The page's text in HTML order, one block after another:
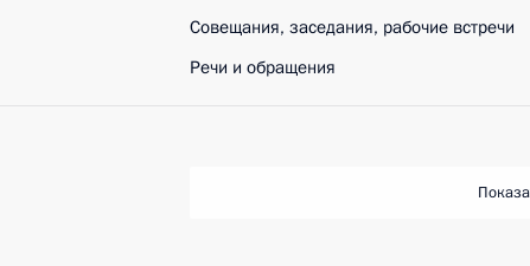
Совещания, заседания, рабочие встречи
Речи и обращения